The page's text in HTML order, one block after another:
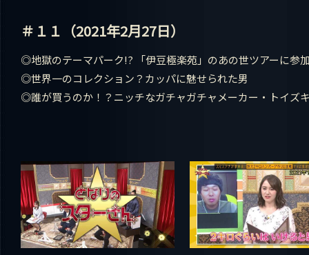
＃１１（2021年2月27日）
◎地獄のテーマパーク!? 「伊豆極楽苑」のあの世ツアーに参
◎世界一のコレクション？カッパに魅せられた男
◎誰が買うのか！？ニッチなガチャガチャメーカー・トイズ